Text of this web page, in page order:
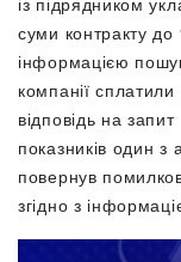
із підрядником
суми контракту
інформацією
компанії
відповідь на
показників один з
повернув
згідно з